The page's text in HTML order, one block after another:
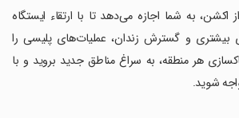
اکشن، به شما اجازه می‌دهد تا با ارتقاء ایستگاه
بیشتری و گسترش زندان، عملیات‌های پلیسی را
هر منطقه، به سراغ مناطق جدید بروید و با
شوید.